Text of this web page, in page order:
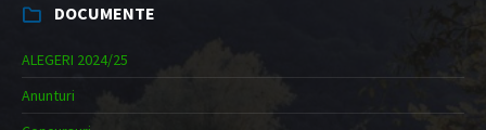
DOCUMENTE
ALEGERI 2024/25
Anunturi